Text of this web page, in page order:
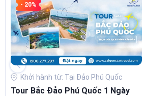
- 20%
Khởi hành từ: Tại Đảo Phú Quốc
Tour Bắc Đảo Phú Quốc 1 Ngày